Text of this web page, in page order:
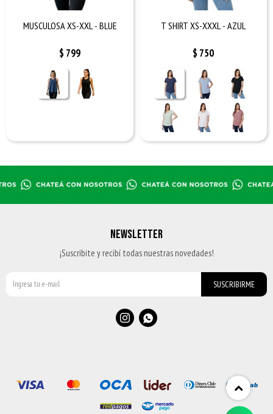
MUSCULOSA XS-XXL - BLUE
$ 799
T SHIRT XS-XXXL - AZUL
$ 750
NEWSLETTER
¡Suscribite y recibí todas nuestras novedades!
SUSCRIBIRME
 